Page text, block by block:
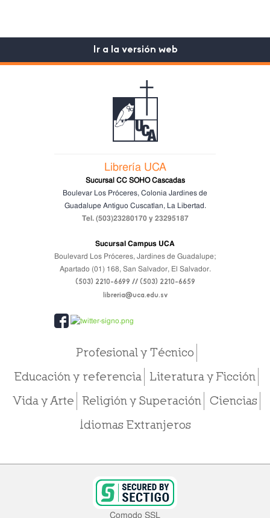
Ir a la versión web
Librería UCA
Sucursal CC SOHO Cascadas
Boulevar Los Próceres, Colonia Jardines de
GuadalupeAntiguo Cuscatlan, La Libertad.
Tel. (503)23280170 y 23295187
Sucursal Campus UCA
Boulevard Los Próceres, Jardines de Guadalupe;
Apartado (01) 168, San Salvador, El Salvador.
(503) 2210-6699 // (503) 2210-6659
libreria@uca.edu.sv
Profesional y Técnico
Educación y referencia
Literatura y Ficción
Vida y Arte
Religión y Superación
Ciencias
Idiomas Extranjeros
Comodo SSL